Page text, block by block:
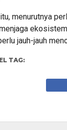
menurutnya
jauh-jauh
TAG: